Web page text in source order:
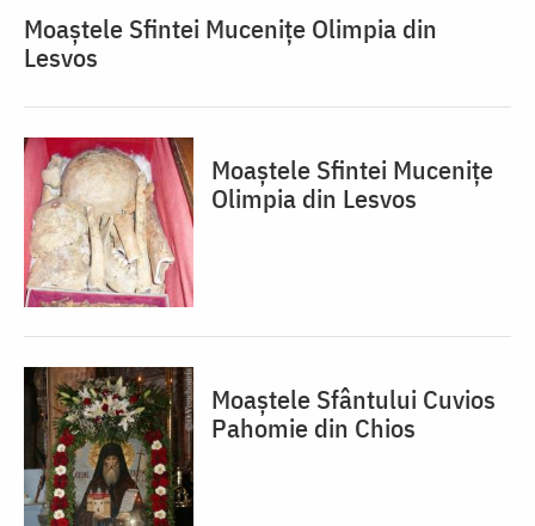
Moaștele Sfintei Mucenițe Olimpia din
Lesvos
Moaștele Sfintei Mucenițe
Olimpia din Lesvos
Moaștele Sfântului Cuvios
Pahomie din Chios